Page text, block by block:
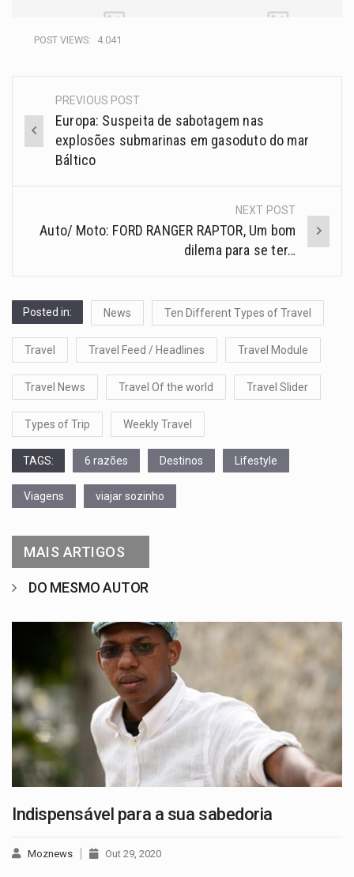
POST VIEWS: 4.041
PREVIOUS POST
Europa: Suspeita de sabotagem nas
explosões submarinas em gasoduto do mar
Báltico
NEXT POST
Auto/ Moto: FORD RANGER RAPTOR, Um bom
dilema para se ter…
Posted in: News Ten Different Types of Travel
Travel Travel Feed / Headlines Travel Module
Travel News Travel Of the world Travel Slider
Types of Trip Weekly Travel
TAGS: 6 razões Destinos Lifestyle
Viagens viajar sozinho
MAIS ARTIGOS
DO MESMO AUTOR
Indispensável para a sua sabedoria
Moznews Out 29, 2020